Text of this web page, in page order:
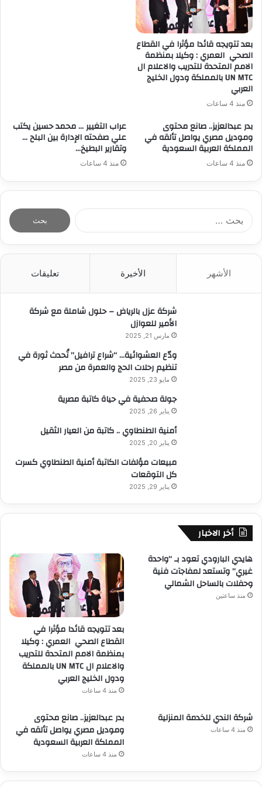
بعد تتويجه قائدا مؤثرا في القطاع
الصحي العمري : وكيلا بمنظمة
الامم المتحدة للتدريب والاعلام ال
UN MTC بالمملكة ودول الخليج
العربي
منذ 4 ساعات
بدر عبدالعزيز.. صانع محتوى
وموديل مصري يواصل تألقه في
المملكة العربية السعودية
منذ 4 ساعات
عراب التغيير … محمد حسين يكتب
علي صفحته الإدارة بين البلح …
وتقارير البطيخ…
منذ 4 ساعات
الأشهر الأخيرة تعليقات
شركة عزل بالرياض – حلول شاملة مع شركة
الأمير للعوازل
مارس 21, 2025
ودّع العشوائية… “شراع ترافيل” تُحدث ثورة في
تنظيم رحلات الحج والعمرة من مصر
مايو 23, 2025
جولة صحفية في حياة كاتبة مصرية
يناير 26, 2025
أمنية الطنطاوي .. كاتبة من العيار الثقيل
يناير 20, 2025
مبيعات مؤلفات الكاتبة أمنية الطنطاوي كسرت
كل التوقعات
يناير 29, 2025
أخر الاخبار
هايدي البارودي تعود بـ “واحدة
غيري” وتستعد لمفاجآت فنية
وحفلات بالساحل الشمالي
منذ ساعتين
بعد تتويجه قائدا مؤثرا في
القطاع الصحي العمري : وكيلا
بمنظمة الامم المتحدة للتدريب
والاعلام ال UN MTC بالمملكة
ودول الخليج العربي
منذ 4 ساعات
شركة الندي للخدمة المنزلية
منذ 4 ساعات
بدر عبدالعزيز.. صانع محتوى
وموديل مصري يواصل تألقه في
المملكة العربية السعودية
منذ 4 ساعات